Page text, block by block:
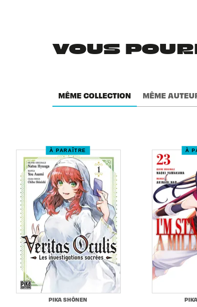
VOUS
MÊME COLLECTION MÊME
À PARAÎTRE
PIKA SHÔNEN
À